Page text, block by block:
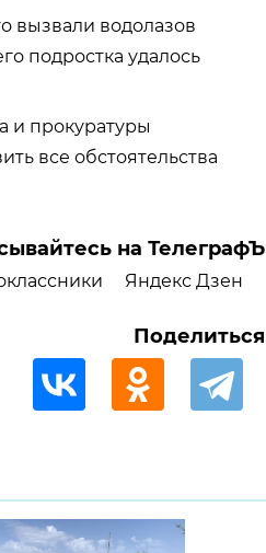
вызвали водолазов
подростка удалось
и прокуратуры
все обстоятельства
на ТелеграфЪ
Яндекс Дзен
Поделиться